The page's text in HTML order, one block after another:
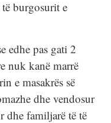
të burgosurit e
edhe pas gati 2
nuk kanë marrë
e masakrës së
dhe vendosur
dhe familjarë të të